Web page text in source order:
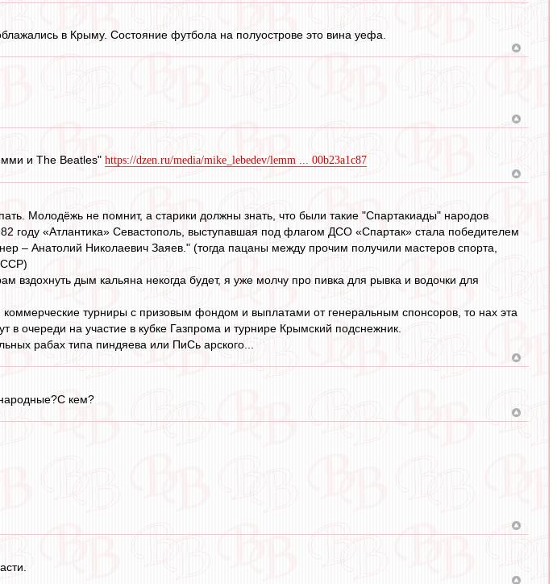
в Крыму. Состояние футбола на полуострове это вина уефа.
и The Beatles" https://dzen.ru/media/mike_lebedev/lemm ... 00b23a1c87
Молодёжь не помнит, а старики должны знать, что были такие "Спартакиады" народов
году «Атлантика» Севастополь, выступавшая под флагом ДСО «Спартак» стала победителем
– Анатолий Николаевич Заяев." (тогда пацаны между прочим получили мастеров спорта,
вздохнуть дым кальяна некогда будет, я уже молчу про пивка для рывка и водочки для
турниры с призовым фондом и выплатами от генеральным спонсоров, то нах эта
очереди на участие в кубке Газпрома и турнире Крымский подснежник.
рабах типа пиндяева или ПиСь арского...
кем?